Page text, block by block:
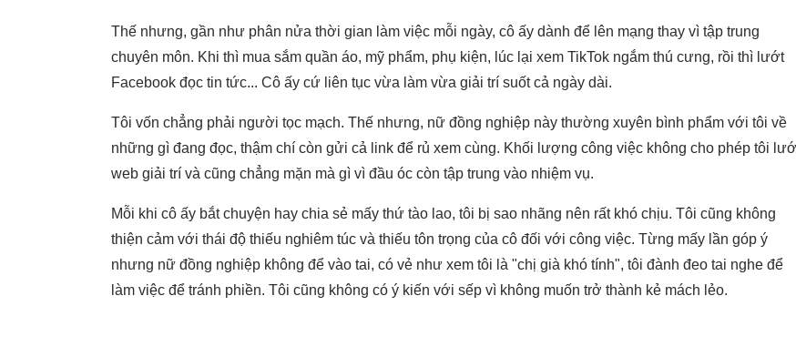
Thế nhưng, gần như phân nửa thời gian làm việc mỗi ngày, cô ấy dành để lên mạng thay vì tập trung
chuyên môn. Khi thì mua sắm quần áo, mỹ phẩm, phụ kiện, lúc lại xem TikTok ngắm thú cưng, rồi thì lướt
Facebook đọc tin tức... Cô ấy cứ liên tục vừa làm vừa giải trí suốt cả ngày dài.
Tôi vốn chẳng phải người tọc mạch. Thế nhưng, nữ đồng nghiệp này thường xuyên bình phẩm với tôi về
những gì đang đọc, thậm chí còn gửi cả link để rủ xem cùng. Khối lượng công việc không cho phép tôi
web giải trí và cũng chẳng mặn mà gì vì đầu óc còn tập trung vào nhiệm vụ.
Mỗi khi cô ấy bắt chuyện hay chia sẻ mấy thứ tào lao, tôi bị sao nhãng nên rất khó chịu. Tôi cũng không
thiện cảm với thái độ thiếu nghiêm túc và thiếu tôn trọng của cô đối với công việc. Từng mấy lần góp ý
nhưng nữ đồng nghiệp không để vào tai, có vẻ như xem tôi là "chị già khó tính", tôi đành đeo tai nghe để
làm việc để tránh phiền. Tôi cũng không có ý kiến với sếp vì không muốn trở thành kẻ mách lẻo.